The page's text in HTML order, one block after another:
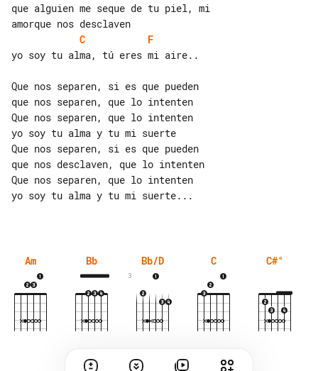
que alguien me seque de tu piel, mi
C
F
yo soy tu alma, tú eres mi aire..
Que nos separen, si es que pueden
que nos separen, que lo intenten
Que nos separen, que lo intenten
yo soy tu alma y tu mi suerte
Que nos separen, si es que pueden
que nos desclaven, que lo intenten
Que nos separen, que lo intenten
yo soy tu alma y tu mi suerte...
Am Bb Bb/D
3
C C#°